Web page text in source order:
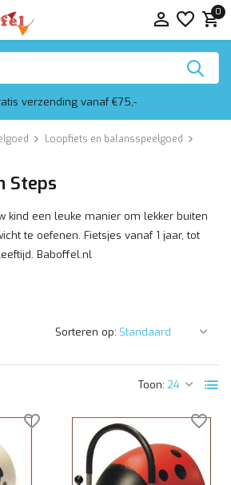
0
Altijd mooi ingepakt
Loopfiets en balansspeelgoed
Steps
kind een leuke manier om lekker buiten
te oefenen. Fietsjes vanaf 1 jaar, tot
Baboffel.nl
Toon:
Sorteren op: